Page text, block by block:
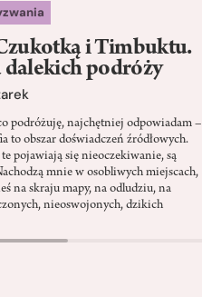
i Timbuktu.
podróży
podróżuję, najchętniej odpowiadam –
to obszar doświadczeń źródłowych.
pojawiają się nieoczekiwanie, są
mnie w osobliwych miejscach,
na skraju mapy, na odludziu, na
nieoswojonych, dzikich